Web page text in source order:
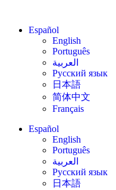
Español
English
Português
العربية
Русский язык
日本語
简体中文
Français
Español
English
Português
العربية
Русский язык
日本語